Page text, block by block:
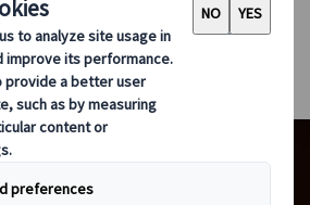
Mount Fuji, Hakone, Kiso-Tal,
Kyoto, Nara, Himeji, Bizen, Osaka